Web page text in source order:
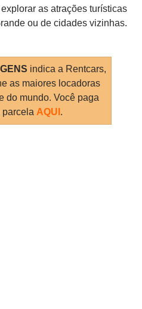
as atrações turísticas
ou de cidades vizinhas.
indica a Rentcars,
as maiores locadoras
do mundo. Você paga
parcela AQUI .